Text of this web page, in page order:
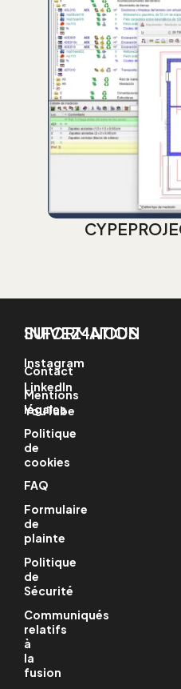
INFORMATION
Contact
Mentions
légales
Politique
de
cookies
FAQ
Formulaire
de
plainte
Politique
de
Sécurité
Communiqués
relatifs
à
la
fusion
SUIVEZ-NOUS
Instagram
LinkedIn
YouTube